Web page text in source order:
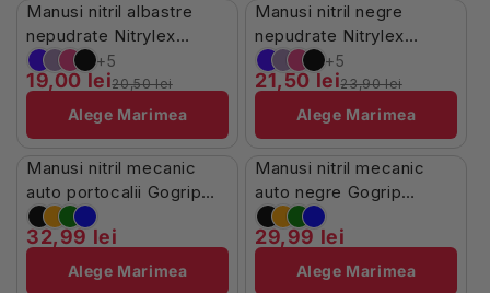
-7%
Manusi nitril albastre
nepudrate Nitrylex
100buc
+5
19,00 lei20,50 lei
Alege Marimea
-10%
Manusi nitril negre
nepudrate Nitrylex
100buc
+5
21,50 lei23,90 lei
Alege Marimea
Manusi nitril mecanic
auto portocalii Gogrip
50buc
32,99 lei
Alege Marimea
Manusi nitril mecanic
auto negre Gogrip
50buc
29,99 lei
Alege Marimea